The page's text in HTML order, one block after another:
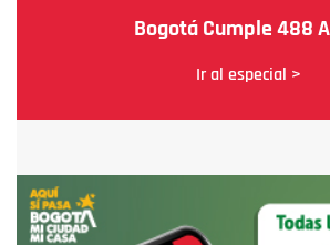
Bogotá Cumple 488
Ir al especial >